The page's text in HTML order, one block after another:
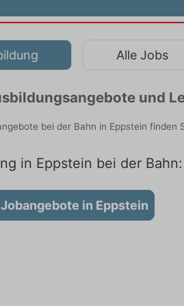
Alle Jobs
und
bei der Bahn in Eppstein
in Eppstein bei der
in Eppstein